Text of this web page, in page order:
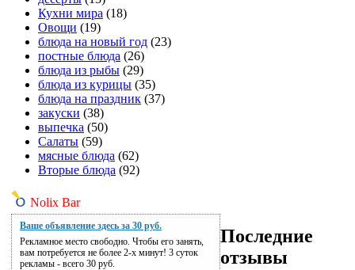
Кухни мира (18)
Овощи (19)
блюда на новый год (23)
постные блюда (26)
блюда из рыбы (29)
блюда из курицы (35)
блюда на праздник (37)
закуски (38)
выпечка (50)
Салаты (59)
мясные блюда (62)
Вторые блюда (92)
Nolix Bar
Ваше объявление здесь за 30 руб.
Рекламное место свободно. Чтобы его занять,
вам потребуется не более 2-х минут! 3 суток
рекламы - всего 30 руб.
Последние
отзывы